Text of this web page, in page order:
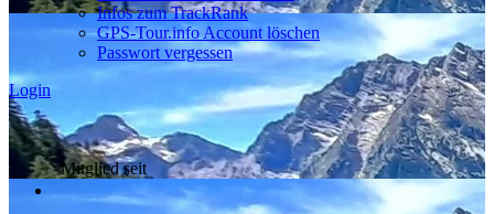
Infos zum TrackRank
GPS-Tour.info Account löschen
Passwort vergessen
Login
Mitglied seit